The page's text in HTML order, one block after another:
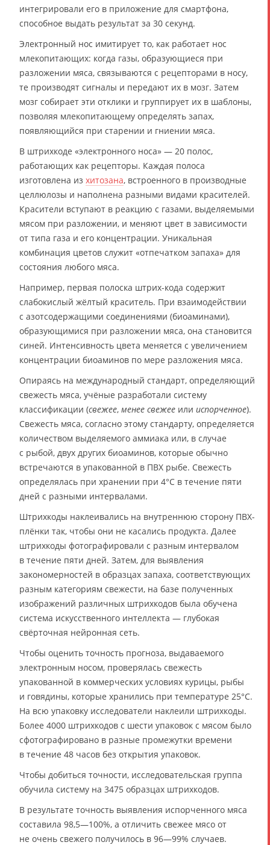
интегрировали его в приложение для смартфона,
способное выдать результат за 30 секунд.
Электронный нос имитирует то, как работает нос
млекопитающих: когда газы, образующиеся при
разложении мяса, связываются с рецепторами в носу,
те производят сигналы и передают их в мозг. Затем
мозг собирает эти отклики и группирует их в шаблоны,
позволяя млекопитающему определять запах,
появляющийся при старении и гниении мяса.
В штрихкоде «электронного носа» — 20 полос,
работающих как рецепторы. Каждая полоса
изготовлена из хитозана, встроенного в производные
целлюлозы и наполнена разными видами красителей.
Красители вступают в реакцию с газами, выделяемыми
мясом при разложении, и меняют цвет в зависимости
от типа газа и его концентрации. Уникальная
комбинация цветов служит «отпечатком запаха» для
состояния любого мяса.
Например, первая полоска штрих-кода содержит
слабокислый жёлтый краситель. При взаимодействии
с азотсодержащими соединениями (биоаминами),
образующимися при разложении мяса, она становится
синей. Интенсивность цвета меняется с увеличением
концентрации биоаминов по мере разложения мяса.
Опираясь на международный стандарт, определяющий
свежесть мяса, учёные разработали систему
классификации (свежее, менее свежее или испорченное).
Свежесть мяса, согласно этому стандарту, определяется
количеством выделяемого аммиака или, в случае
с рыбой, двух других биоаминов, которые обычно
встречаются в упакованной в ПВХ рыбе. Свежесть
определялась при хранении при 4°C в течение пяти
дней с разными интервалами.
Штрихкоды наклеивались на внутреннюю сторону ПВХ-
плёнки так, чтобы они не касались продукта. Далее
штрихкоды фотографировали с разным интервалом
в течение пяти дней. Затем, для выявления
закономерностей в образцах запаха, соответствующих
разным категориям свежести, на базе полученных
изображений различных штрихкодов была обучена
система искусственного интеллекта — глубокая
свёрточная нейронная сеть.
Чтобы оценить точность прогноза, выдаваемого
электронным носом, проверялась свежесть
упакованной в коммерческих условиях курицы, рыбы
и говядины, которые хранились при температуре 25°C.
На всю упаковку исследователи наклеили штрихкоды.
Более 4000 штрихкодов с шести упаковок с мясом было
сфотографировано в разные промежутки времени
в течение 48 часов без открытия упаковок.
Чтобы добиться точности, исследовательская группа
обучила систему на 3475 образцах штрихкодов.
В результате точность выявления испорченного мяса
составила 98,5—100%, а отличить свежее мясо от
не очень свежего получилось в 96—99% случаев.